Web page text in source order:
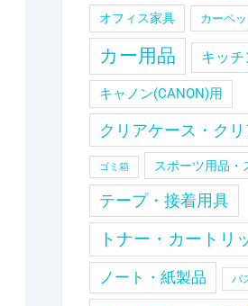
オフィス家具 カーペ
カー用品 キッ
キャノン(CANON)用
クリアケース・ク
ゴミ箱 スポーツ用品・
テープ・接着用具
トナー・カートリ
ノート・紙製品 バ